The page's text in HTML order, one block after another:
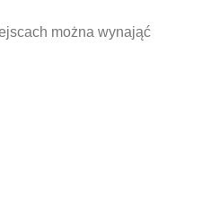
można wynająć